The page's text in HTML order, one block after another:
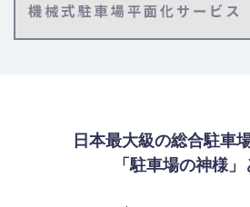
日本最大級の総合駐車
「駐車場の神様」